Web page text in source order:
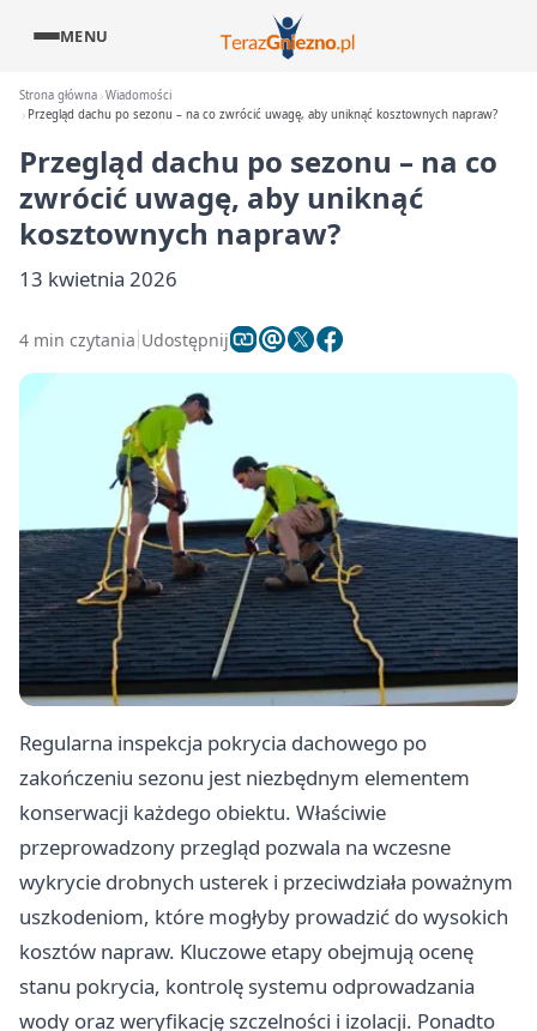
MENU
Strona główna Wiadomości
Przegląd dachu po sezonu – na co zwrócić uwagę, aby uniknąć kosztownych napraw?
Przegląd dachu po sezonu – na co
zwrócić uwagę, aby uniknąć
kosztownych napraw?
13 kwietnia 2026
4 min czytania Udostępnij
Regularna inspekcja pokrycia dachowego po
zakończeniu sezonu jest niezbędnym elementem
konserwacji każdego obiektu. Właściwie
przeprowadzony przegląd pozwala na wczesne
wykrycie drobnych usterek i przeciwdziała poważnym
uszkodeniom, które mogłyby prowadzić do wysokich
kosztów napraw. Kluczowe etapy obejmują ocenę
stanu pokrycia, kontrolę systemu odprowadzania
wody oraz weryfikację szczelności i izolacji. Ponadto